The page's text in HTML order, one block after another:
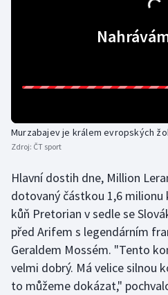
Moderní pětiboj
Parasport
Plavání
Plážový volejbal
Ragby
Rychlobruslení
Murzabajev je králem evropských
Zdroj: ČT sport
Hlavní dostih dne, Million
dotovaný částkou 1,6 milionu
kůň Pretorian v sedle se
před Arifem s legendárním
Geraldem Mossém. "Tento
velmi dobrý. Má velice silnou
to můžeme dokázat,"